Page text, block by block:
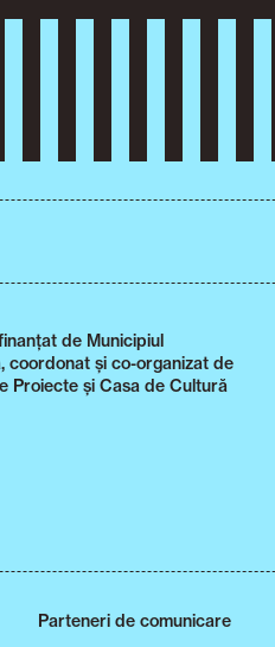
de Municipiul
coordonat și co-organizat de
Proiecte și Casa de Cultură
Parteneri de comunicare